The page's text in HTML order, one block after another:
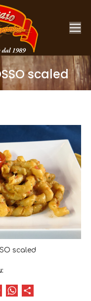
scaled
here:
scaled
Messenger
WhatsApp